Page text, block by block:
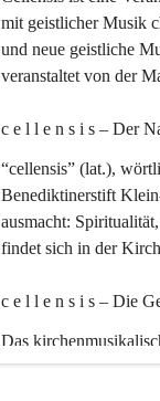
mit geistlicher Musik
und neue geistliche
veranstaltet von der
c e l l e n s i s – Der
“cellensis” (lat.),
Benediktinerstift
ausmacht:
findet sich in der
c e l l e n s i s – Die
Das